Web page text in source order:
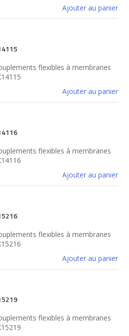
Ajouter au panier
flexibles à membranes
Ajouter au panier
flexibles à membranes
Ajouter au panier
flexibles à membranes
Ajouter au panier
flexibles à membranes